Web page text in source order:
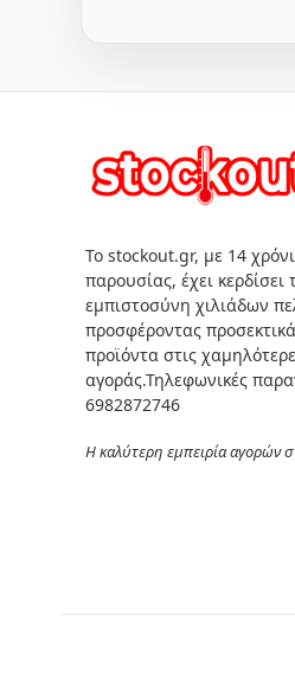
Το stockout.gr, με 14
παρουσίας, έχει κερδίσει
εμπιστοσύνη χιλιάδων
προσφέροντας
προϊόντα στις
αγοράς.Τηλεφωνικές
6982872746
Η καλύτερη εμπειρία αγορών